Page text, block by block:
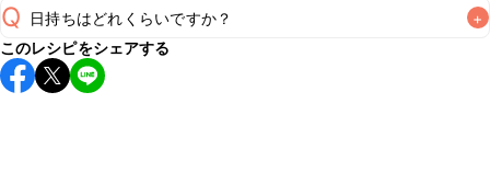
A
Q 日持ちはどれくらいですか？ +
保存期間は冷蔵で翌日中が目安です。なるべくお早めにお召
し上がりください。
このレシピをシェアする